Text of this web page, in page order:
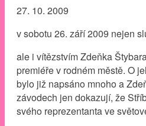
27. 10. 2009
v sobotu 26. září 2009 nejen
ale i vítězstvím Zdeňka
premiéře v rodném městě. O
bylo již napsáno mnoho a
závodech jen dokazují, že
svého reprezentanta ve